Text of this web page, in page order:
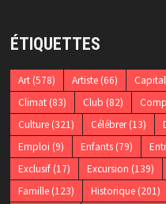
ÉTIQUETTES
Art(578) Artiste(66)
Climat(83) Club (82)
Culture(321) Célébrer(13)
Emploi (9) Enfants(79)
Exclusif(17) Excursion (139)
Famille(123) Historique(201)